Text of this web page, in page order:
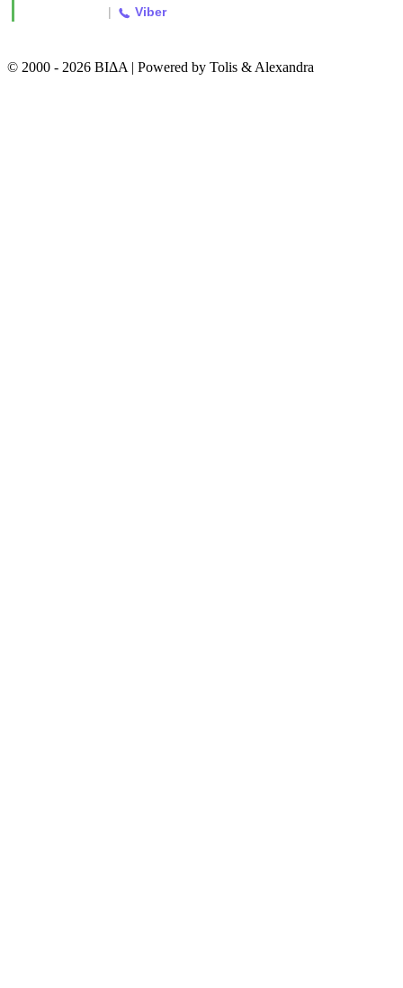
| Viber
© 2000 - 2026 ΒΙΔΑ | Powered by Tolis & Alexandra